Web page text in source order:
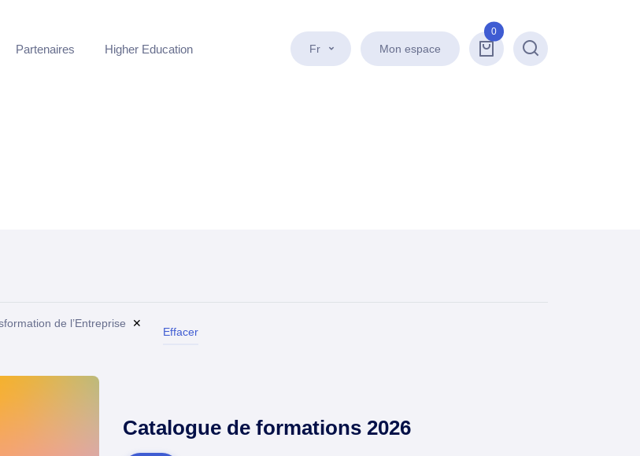
Fr Mon espace
0
Recherche
Partenaires Higher Education
de l’Entreprise ✕
Effacer
Catalogue de formations 2026